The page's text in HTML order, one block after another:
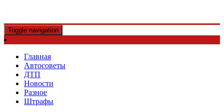
Toggle navigation
Главная
Автосоветы
ДТП
Новости
Разное
Штрафы